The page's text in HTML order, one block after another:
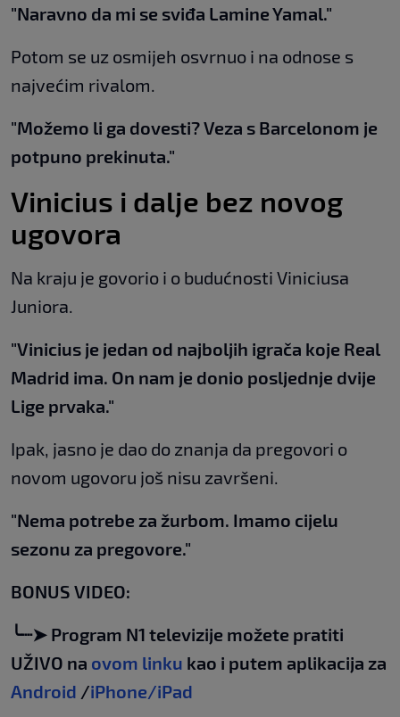
"Naravno da mi se sviđa Lamine Yamal."
Potom se uz osmijeh osvrnuo i na odnose s
najvećim rivalom.
"Možemo li ga dovesti? Veza s Barcelonom je
potpuno prekinuta."
Vinicius i dalje bez novog
ugovora
Na kraju je govorio i o budućnosti Viniciusa
Juniora.
"Vinicius je jedan od najboljih igrača koje Real
Madrid ima. On nam je donio posljednje dvije
Lige prvaka."
Ipak, jasno je dao do znanja da pregovori o
novom ugovoru još nisu završeni.
"Nema potrebe za žurbom. Imamo cijelu
sezonu za pregovore."
BONUS VIDEO:
╰┈➤ Program N1 televizije možete pratiti
UŽIVO na ovom linku kao i putem aplikacija za
Android /iPhone/iPad